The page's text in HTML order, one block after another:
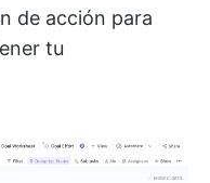
de acción para
tu